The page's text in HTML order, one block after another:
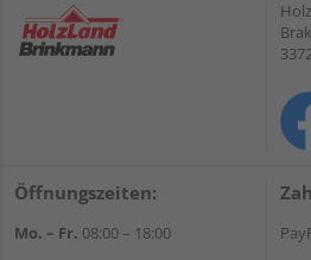
Öffnungszeiten:
Mo. – Fr. 08:00 – 18:00